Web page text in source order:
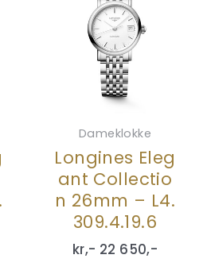
Dameklokke
Longines Eleg
ant Collectio
n 26mm – L4.
309.4.19.6
kr,- 22 650,-